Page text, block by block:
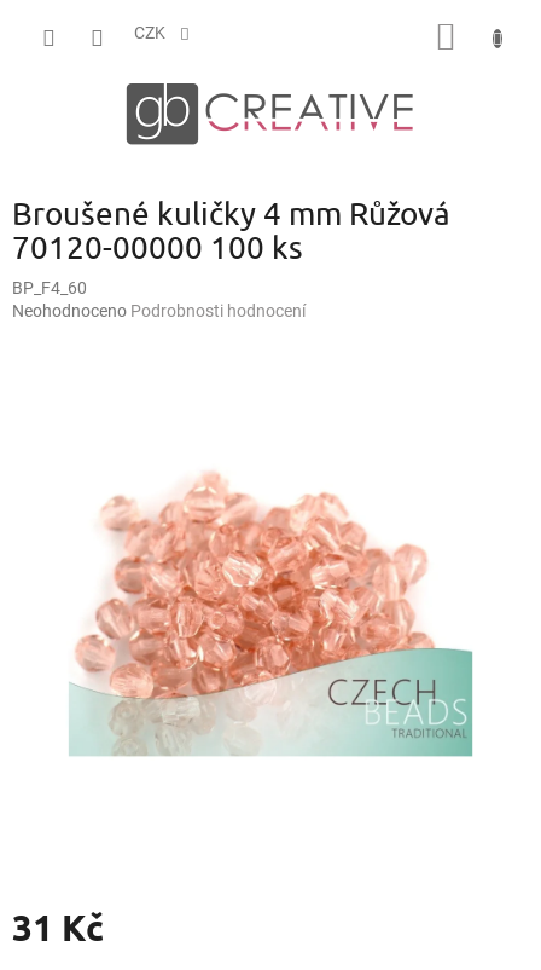
CZK
Broušené kuličky 4 mm Růžová
70120-00000 100 ks
BP_F4_60
Průměrné
Neohodnoceno Podrobnosti hodnocení
31 Kč